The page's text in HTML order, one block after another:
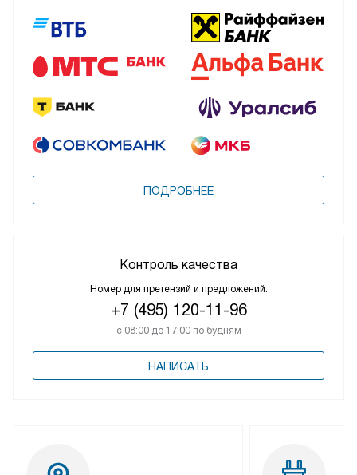
ПОДРОБНЕЕ
Контроль качества
Номер для претензий и предложений:
+7 (495) 120-11-96
с 08:00 до 17:00 по будням
НАПИСАТЬ